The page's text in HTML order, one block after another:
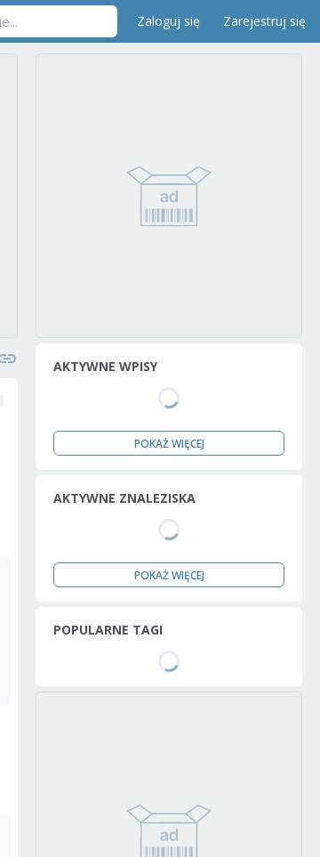
Zaloguj się Zarejestruj się
AKTYWNE WPISY
POKAŻ WIĘCEJ
AKTYWNE ZNALEZISKA
POKAŻ WIĘCEJ
POPULARNE TAGI